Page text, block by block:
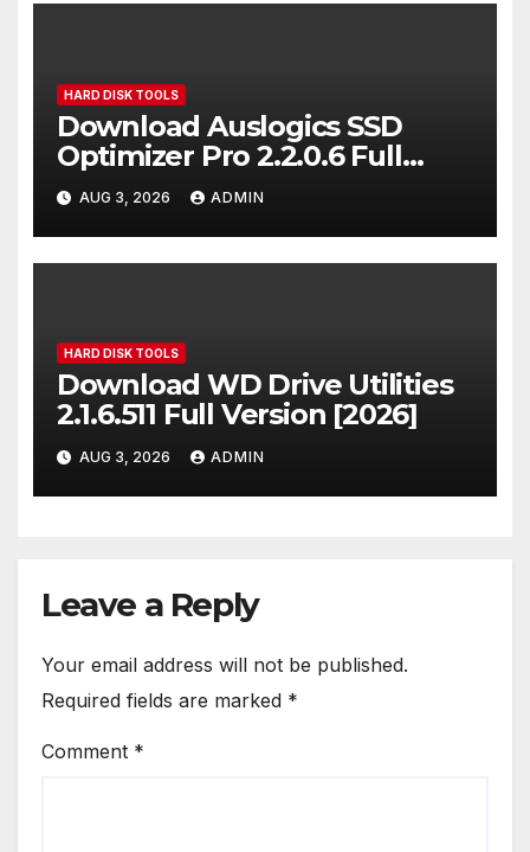
HARD DISK TOOLS
Download Auslogics SSD
Optimizer Pro 2.2.0.6 Full
Activated [2026]
AUG 3, 2026 ADMIN
HARD DISK TOOLS
Download WD Drive Utilities
2.1.6.511 Full Version [2026]
AUG 3, 2026 ADMIN
Leave a Reply
Your email address will not be published.
Required fields are marked *
Comment *